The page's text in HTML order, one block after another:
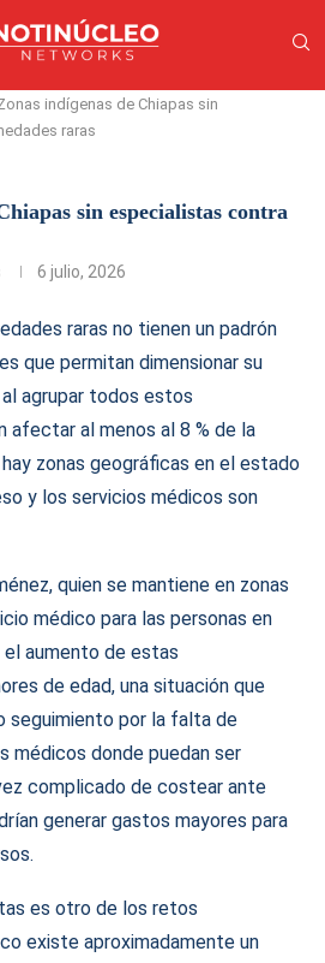
indígenas de Chiapas sin
raras
sin especialistas contra
6 julio, 2026
raras no tienen un padrón
que permitan dimensionar su
agrupar todos estos
afectar al menos al 8 % de la
zonas geográficas en el estado
y los servicios médicos son
quien se mantiene en zonas
médico para las personas en
aumento de estas
de edad, una situación que
seguimiento por la falta de
médicos donde puedan ser
complicado de costear ante
generar gastos mayores para
es otro de los retos
existe aproximadamente un